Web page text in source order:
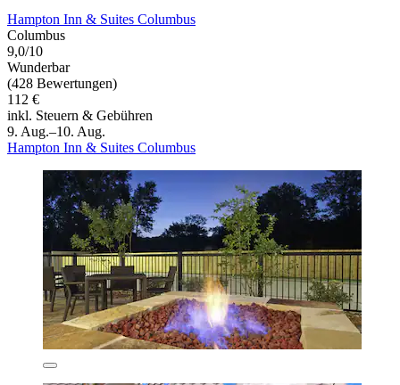
Hampton Inn & Suites Columbus
Columbus
9,0/10
Wunderbar
(428 Bewertungen)
112 €
inkl. Steuern & Gebühren
9. Aug.–10. Aug.
Hampton Inn & Suites Columbus